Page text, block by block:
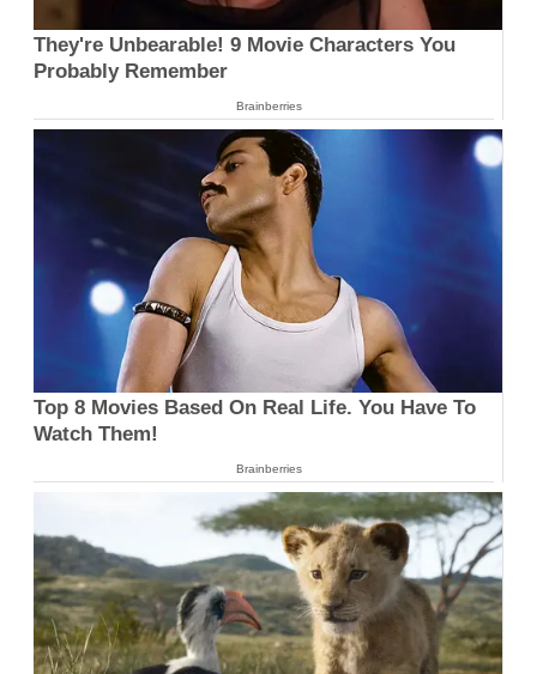
They're Unbearable! 9 Movie Characters You
Probably Remember
Brainberries
Top 8 Movies Based On Real Life. You Have To
Watch Them!
Brainberries